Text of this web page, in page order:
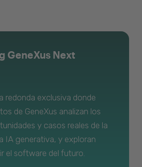
GeneXus Next
redonda exclusiva donde
de GeneXus analizan los
y casos reales de la
IA generativa, y exploran
el software del futuro.